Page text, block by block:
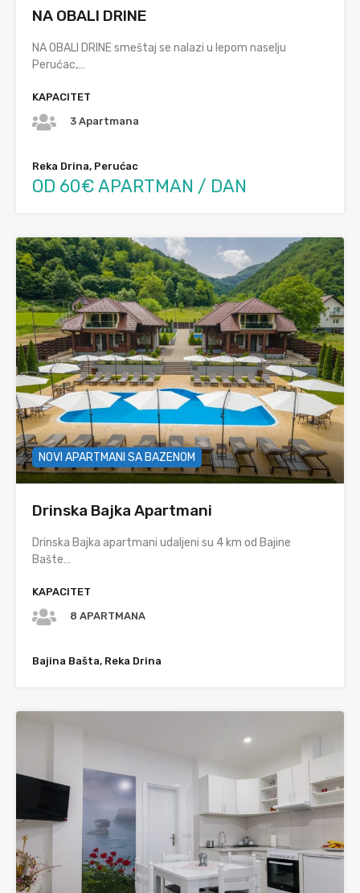
NA OBALI DRINE
NA OBALI DRINE smeštaj se nalazi u lepom naselju
Perućac,…
KAPACITET
3 Apartmana
Reka Drina, Perućac
OD 60€ APARTMAN / DAN
NOVI APARTMANI SA BAZENOM
Drinska Bajka Apartmani
Drinska Bajka apartmani udaljeni su 4 km od Bajine
Bašte…
KAPACITET
8 APARTMANA
Bajina Bašta, Reka Drina